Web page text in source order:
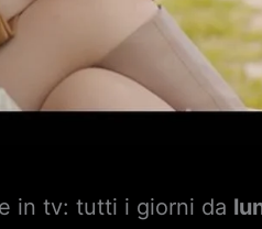
in tv: tutti i giorni da